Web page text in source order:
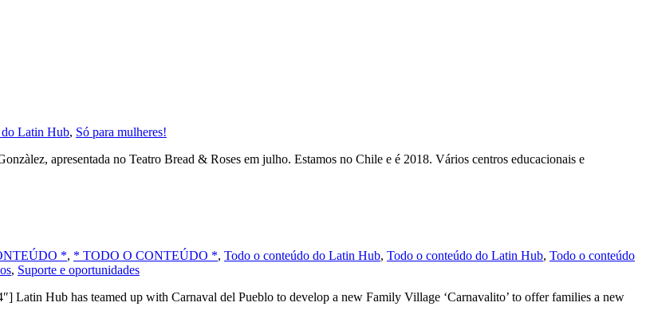
Latin Hub, Só para mulheres!
apresentada no Teatro Bread & Roses em julho. Estamos no Chile e é 2018. Vários centros educacionais e
*, * TODO O CONTEÚDO *, Todo o conteúdo do Latin Hub, Todo o conteúdo do Latin Hub, Todo o conteúdo
, Suporte e oportunidades
Hub has teamed up with Carnaval del Pueblo to develop a new Family Village ‘Carnavalito’ to offer families a new